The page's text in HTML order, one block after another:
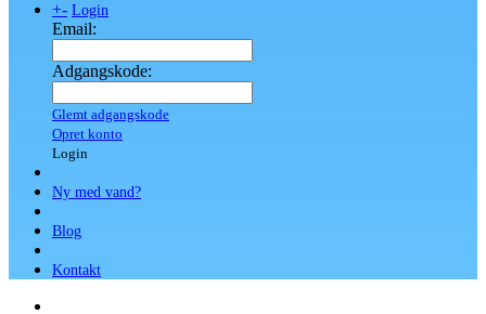
+- Login
Email:
Adgangskode:
Glemt adgangskode
Opret konto
Login
Ny med vand?
Blog
Kontakt